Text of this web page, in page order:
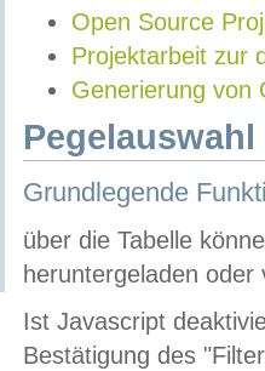
Open Source
Projektarbeit zur
Generierung von
Grundlegende
über die Tabelle
heruntergeladen oder
Ist Javascript
Bestätigung des